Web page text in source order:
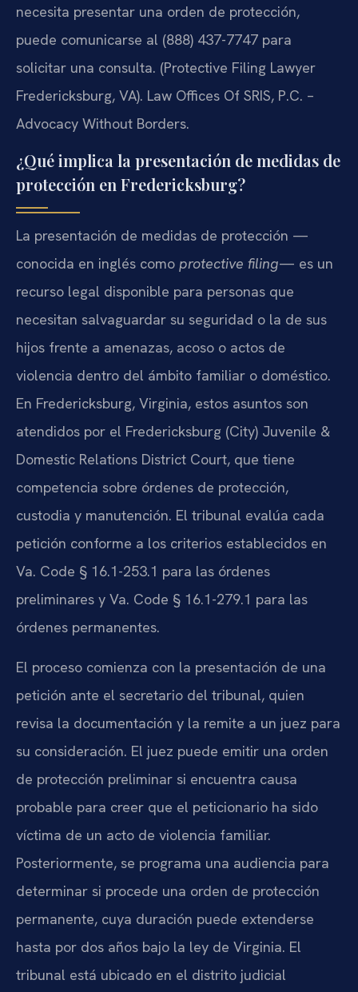
necesita presentar una orden de protección,
puede comunicarse al (888) 437-7747 para
solicitar una consulta. (Protective Filing Lawyer
Fredericksburg, VA). Law Offices Of SRIS, P.C. –
Advocacy Without Borders.
¿Qué implica la presentación de medidas de
protección en Fredericksburg?
La presentación de medidas de protección —
conocida en inglés como protective filing— es un
recurso legal disponible para personas que
necesitan salvaguardar su seguridad o la de sus
hijos frente a amenazas, acoso o actos de
violencia dentro del ámbito familiar o doméstico.
En Fredericksburg, Virginia, estos asuntos son
atendidos por el Fredericksburg (City) Juvenile &
Domestic Relations District Court, que tiene
competencia sobre órdenes de protección,
custodia y manutención. El tribunal evalúa cada
petición conforme a los criterios establecidos en
Va. Code § 16.1-253.1 para las órdenes
preliminares y Va. Code § 16.1-279.1 para las
órdenes permanentes.
El proceso comienza con la presentación de una
petición ante el secretario del tribunal, quien
revisa la documentación y la remite a un juez para
su consideración. El juez puede emitir una orden
de protección preliminar si encuentra causa
probable para creer que el peticionario ha sido
víctima de un acto de violencia familiar.
Posteriormente, se programa una audiencia para
determinar si procede una orden de protección
permanente, cuya duración puede extenderse
hasta por dos años bajo la ley de Virginia. El
tribunal está ubicado en el distrito judicial